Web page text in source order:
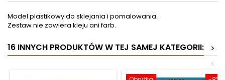
Model plastikowy do sklejania i pomalowania.
Zestaw nie zawiera kleju ani farb.
16 INNYCH PRODUKTÓW W TEJ SAMEJ KATEGORII:
>
<